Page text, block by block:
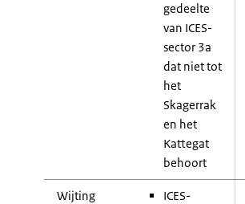
gedeelte
van ICES-
sector 3a
dat niet tot
het
Skagerrak
en het
Kattegat
behoort
Wijting
ICES-